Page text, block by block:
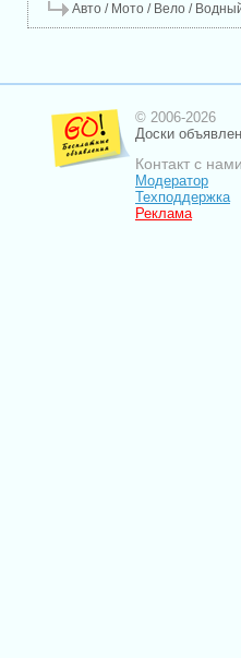
Авто / Мото / Вело /
© 2006-2026
Доски
Контакт с
Модератор
Техподдержка
Реклама